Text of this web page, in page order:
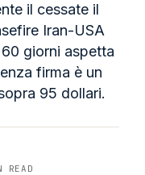
il cessate il
Iran-USA
giorni aspetta
firma è un
95 dollari.
READ